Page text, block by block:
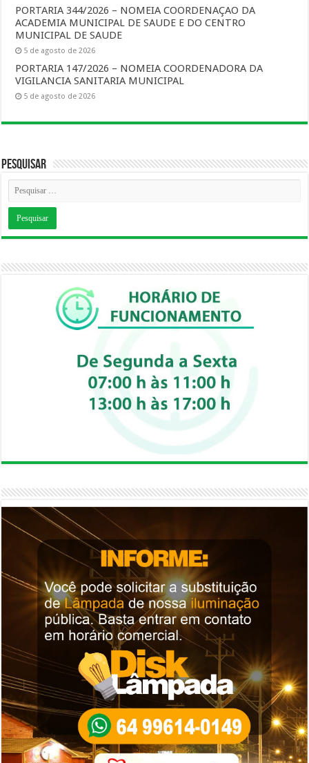
PORTARIA 344/2026 – NOMEIA COORDENAÇAO DA
ACADEMIA MUNICIPAL DE SAUDE E DO CENTRO
MUNICIPAL DE SAUDE
5 de agosto de 2026
PORTARIA 147/2026 – NOMEIA COORDENADORA DA
VIGILANCIA SANITARIA MUNICIPAL
5 de agosto de 2026
Pesquisar